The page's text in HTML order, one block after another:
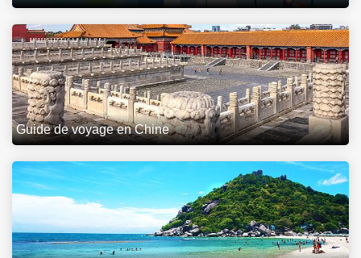
Guide de voyage en Chine